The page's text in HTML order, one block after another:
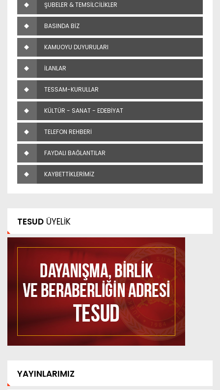
ŞUBELER & TEMSİLCİLİKLER
BASINDA BİZ
KAMUOYU DUYURULARI
İLANLAR
TESSAM-KURULLAR
KÜLTÜR - SANAT - EDEBİYAT
TELEFON REHBERİ
FAYDALI BAĞLANTILAR
KAYBETTİKLERİMİZ
TESUD ÜYELİK
YAYINLARIMIZ